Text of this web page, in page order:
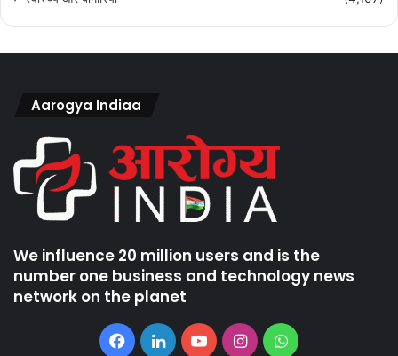
Aarogya Indiaa
We influence 20 million users and is the
number one business and technology news
network on the planet
Facebook
LinkedInYouTubeInstagramWhatsApp